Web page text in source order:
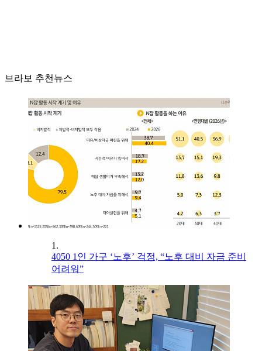
브라보 추천뉴스
1.
4050 1인 가구 ‘노후’ 걱정, “노후 대비 자금 준비
어려워”